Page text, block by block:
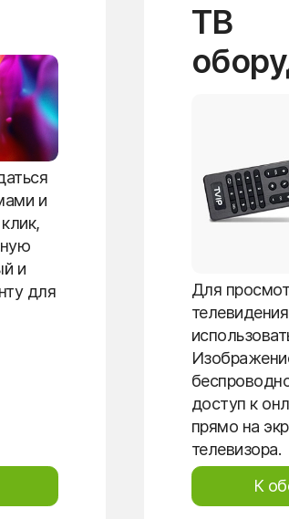
и
и
для
ТВ
Для
доступ к
прямо на
телевизора.
К